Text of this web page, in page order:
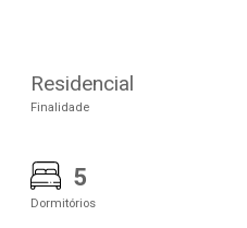
Residencial
Finalidade
5
Dormitórios